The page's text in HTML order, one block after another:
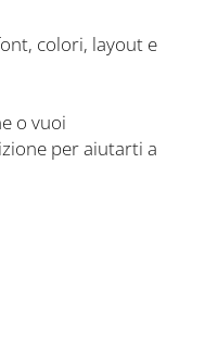
colori, layout e
o vuoi
per aiutarti a